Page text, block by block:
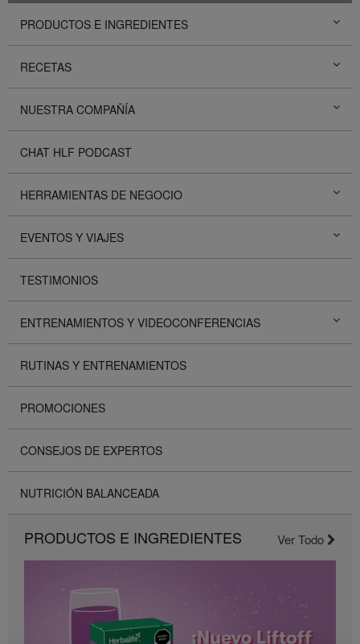
PRODUCTOS E INGREDIENTES
RECETAS
NUESTRA COMPAÑÍA
CHAT HLF PODCAST
HERRAMIENTAS DE NEGOCIO
EVENTOS Y VIAJES
TESTIMONIOS
ENTRENAMIENTOS Y VIDEOCONFERENCIAS
RUTINAS Y ENTRENAMIENTOS
PROMOCIONES
CONSEJOS DE EXPERTOS
NUTRICIÓN BALANCEADA
PRODUCTOS E INGREDIENTES Ver Todo